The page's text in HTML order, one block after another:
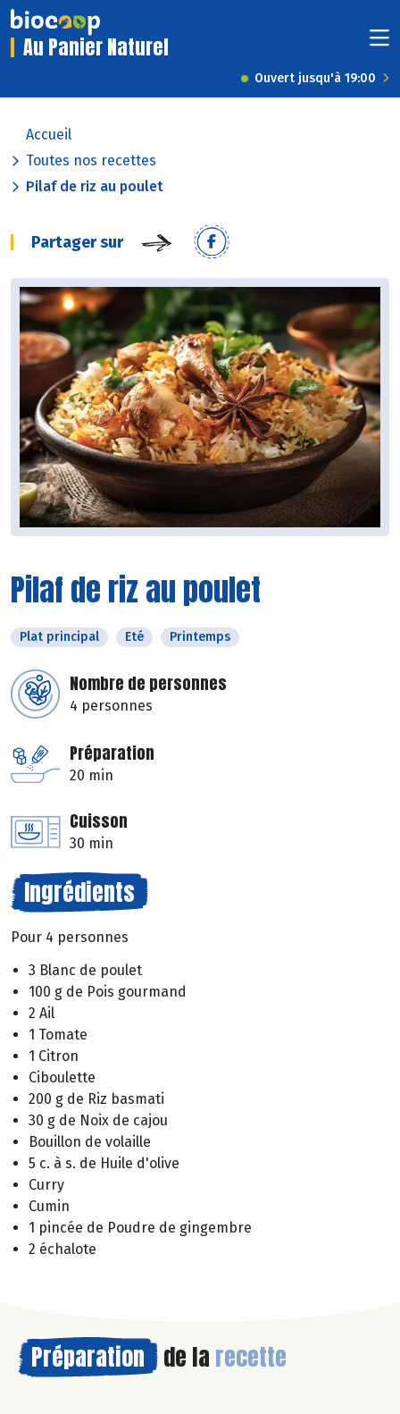
Au Panier Naturel
Ouvert jusqu'à 19:00
Accueil
Toutes nos recettes
Pilaf de riz au poulet
Partager sur
Pilaf de riz au poulet
Plat principal Eté Printemps
Nombre de personnes
4 personnes
Préparation
20 min
Cuisson
30 min
Ingrédients
Pour 4 personnes
3 Blanc de poulet
100 g de Pois gourmand
2 Ail
1 Tomate
1 Citron
Ciboulette
200 g de Riz basmati
30 g de Noix de cajou
Bouillon de volaille
5 c. à s. de Huile d'olive
Curry
Cumin
1 pincée de Poudre de gingembre
2 échalote
Préparation de la recette